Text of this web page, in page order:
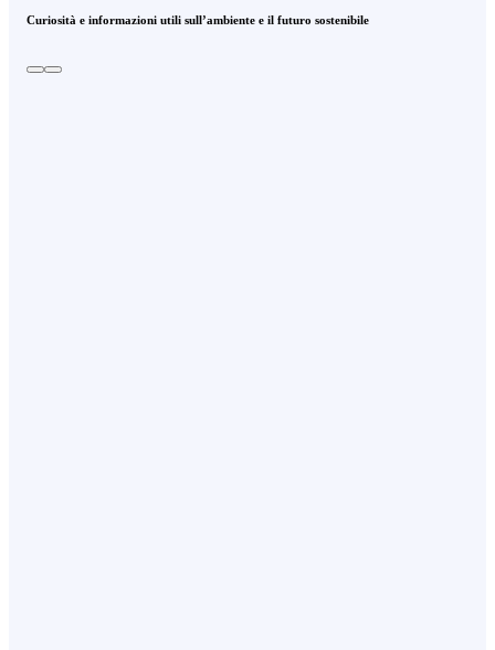
Curiosità e informazioni utili sull’ambiente e il futuro sostenibile